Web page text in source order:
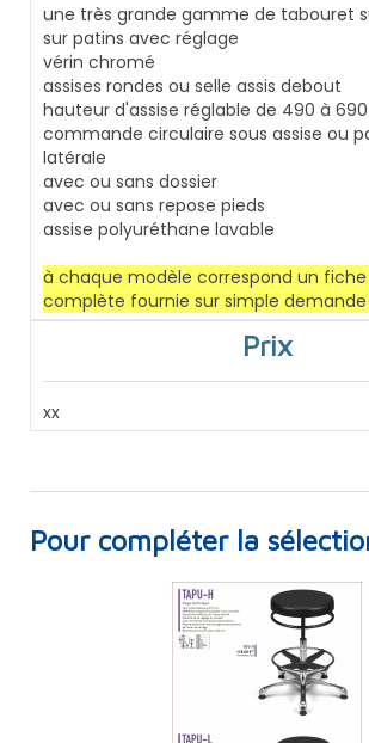
une très grande gamme de tabouret
sur patins avec réglage
vérin chromé
assises rondes ou selle assis debout
hauteur d'assise réglable de 490 à
commande circulaire sous assise ou
latérale
avec ou sans dossier
avec ou sans repose pieds
assise polyuréthane lavable
à chaque modèle correspond un
complète fournie sur simple demande
Prix
xx
Pour compléter la